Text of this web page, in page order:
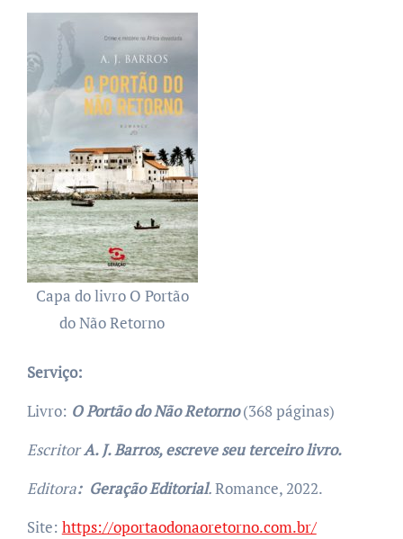
Capa do livro O Portão
do Não Retorno
Serviço:
Livro: O Portão do Não Retorno(368 páginas)
EscritorA. J. Barros, escreve seu terceiro livro.
Editora: Geração Editorial.Romance, 2022.
Site: https://oportaodonaoretorno.com.br/